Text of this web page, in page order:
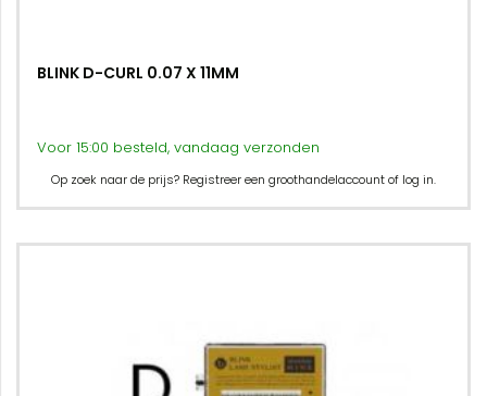
BLINK D-CURL 0.07 X 11MM
Voor 15:00 besteld, vandaag verzonden
Op zoek naar de prijs? Registreer een groothandelaccount of log in.